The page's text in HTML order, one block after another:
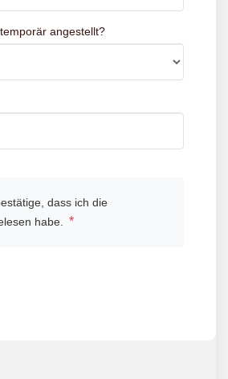
angestellt?
dass ich die
habe. *